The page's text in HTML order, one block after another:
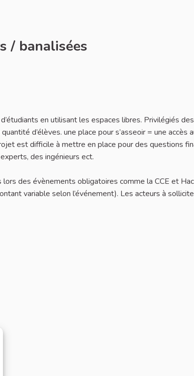
/ banalisées
en utilisant les espaces libres. Privilégiés
d’élèves. une place pour s’asseoir = une accès
est difficile à mettre en place pour des questions
des ingénieurs ect.
des évènements obligatoires comme la CCE et
variable selon l’événement). Les acteurs à